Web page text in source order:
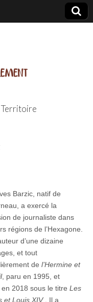
Territoire
Barzic, natif de
a exercé la
de journaliste dans
régions de l’Hexagone.
d’une dizaine
et tout
de l’Hermine et
, paru en 1995, et
2018 sous le titre Les
et Louis XIV
. Il a